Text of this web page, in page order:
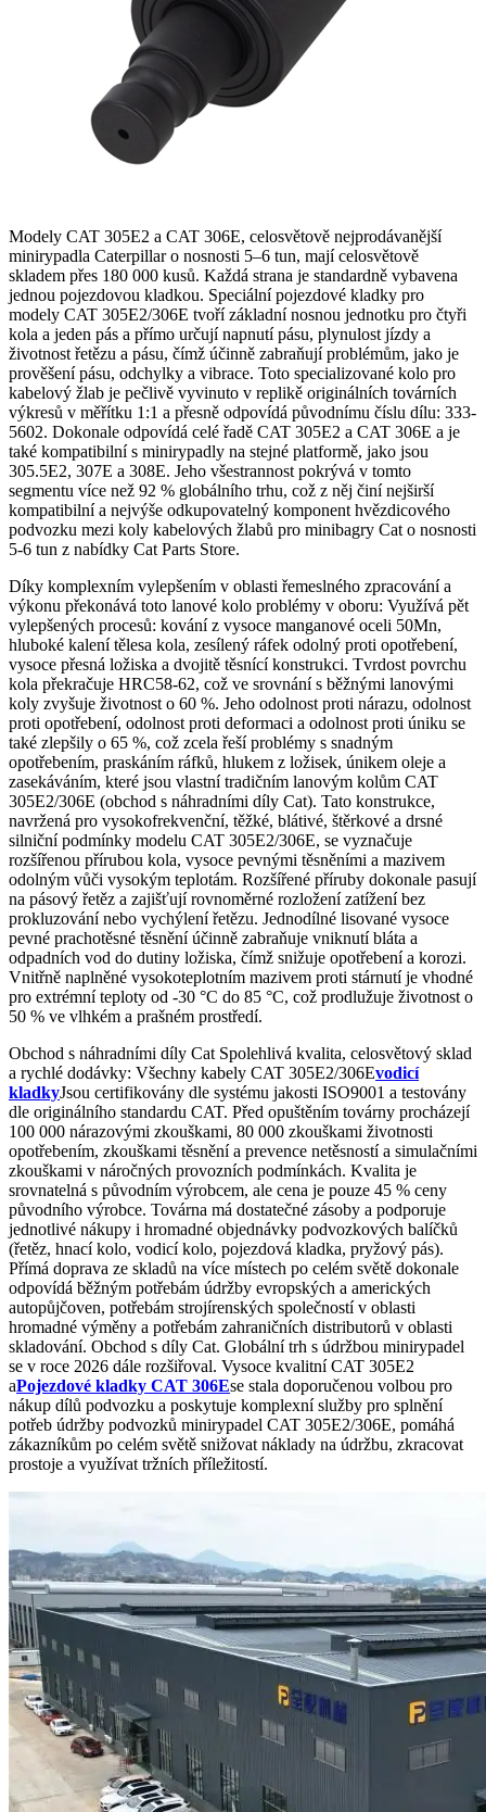
Modely CAT 305E2 a CAT 306E, celosvětově nejprodávanější
minirypadla Caterpillar o nosnosti 5–6 tun, mají celosvětově
skladem přes 180 000 kusů. Každá strana je standardně vybavena
jednou pojezdovou kladkou. Speciální pojezdové kladky pro
modely CAT 305E2/306E tvoří základní nosnou jednotku pro čtyři
kola a jeden pás a přímo určují napnutí pásu, plynulost jízdy a
životnost řetězu a pásu, čímž účinně zabraňují problémům, jako je
prověšení pásu, odchylky a vibrace. Toto specializované kolo pro
kabelový žlab je pečlivě vyvinuto v replikě originálních továrních
výkresů v měřítku 1:1 a přesně odpovídá původnímu číslu dílu: 333-
5602. Dokonale odpovídá celé řadě CAT 305E2 a CAT 306E a je
také kompatibilní s minirypadly na stejné platformě, jako jsou
305.5E2, 307E a 308E. Jeho všestrannost pokrývá v tomto
segmentu více než 92 % globálního trhu, což z něj činí nejširší
kompatibilní a nejvýše odkupovatelný komponent hvězdicového
podvozku mezi koly kabelových žlabů pro minibagry Cat o nosnosti
5-6 tun z nabídky Cat Parts Store.
Díky komplexním vylepšením v oblasti řemeslného zpracování a
výkonu překonává toto lanové kolo problémy v oboru: Využívá pět
vylepšených procesů: kování z vysoce manganové oceli 50Mn,
hluboké kalení tělesa kola, zesílený ráfek odolný proti opotřebení,
vysoce přesná ložiska a dvojitě těsnící konstrukci. Tvrdost povrchu
kola překračuje HRC58-62, což ve srovnání s běžnými lanovými
koly zvyšuje životnost o 60 %. Jeho odolnost proti nárazu, odolnost
proti opotřebení, odolnost proti deformaci a odolnost proti úniku se
také zlepšily o 65 %, což zcela řeší problémy s snadným
opotřebením, praskáním ráfků, hlukem z ložisek, únikem oleje a
zasekáváním, které jsou vlastní tradičním lanovým kolům CAT
305E2/306E (obchod s náhradními díly Cat). Tato konstrukce,
navržená pro vysokofrekvenční, těžké, blátivé, štěrkové a drsné
silniční podmínky modelu CAT 305E2/306E, se vyznačuje
rozšířenou přírubou kola, vysoce pevnými těsněními a mazivem
odolným vůči vysokým teplotám. Rozšířené příruby dokonale pasují
na pásový řetěz a zajišťují rovnoměrné rozložení zatížení bez
prokluzování nebo vychýlení řetězu. Jednodílné lisované vysoce
pevné prachotěsné těsnění účinně zabraňuje vniknutí bláta a
odpadních vod do dutiny ložiska, čímž snižuje opotřebení a korozi.
Vnitřně naplněné vysokoteplotním mazivem proti stárnutí je vhodné
pro extrémní teploty od -30 °C do 85 °C, což prodlužuje životnost o
50 % ve vlhkém a prašném prostředí.
Obchod s náhradními díly Cat Spolehlivá kvalita, celosvětový sklad
a rychlé dodávky: Všechny kabely CAT 305E2/306Evodicí
kladkyJsou certifikovány dle systému jakosti ISO9001 a testovány
dle originálního standardu CAT. Před opuštěním továrny procházejí
100 000 nárazovými zkouškami, 80 000 zkouškami životnosti
opotřebením, zkouškami těsnění a prevence netěsností a simulačními
zkouškami v náročných provozních podmínkách. Kvalita je
srovnatelná s původním výrobcem, ale cena je pouze 45 % ceny
původního výrobce. Továrna má dostatečné zásoby a podporuje
jednotlivé nákupy i hromadné objednávky podvozkových balíčků
(řetěz, hnací kolo, vodicí kolo, pojezdová kladka, pryžový pás).
Přímá doprava ze skladů na více místech po celém světě dokonale
odpovídá běžným potřebám údržby evropských a amerických
autopůjčoven, potřebám strojírenských společností v oblasti
hromadné výměny a potřebám zahraničních distributorů v oblasti
skladování. Obchod s díly Cat. Globální trh s údržbou minirypadel
se v roce 2026 dále rozšiřoval. Vysoce kvalitní CAT 305E2
aPojezdové kladky CAT 306Ese stala doporučenou volbou pro
nákup dílů podvozku a poskytuje komplexní služby pro splnění
potřeb údržby podvozků minirypadel CAT 305E2/306E, pomáhá
zákazníkům po celém světě snižovat náklady na údržbu, zkracovat
prostoje a využívat tržních příležitostí.